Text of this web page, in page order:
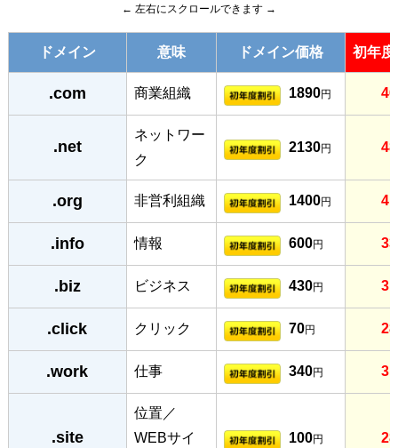
← 左右にスクロールできます →
ドメイン 意味 ドメイン価格 初年
.com 商業組織 1890円
.net
ネットワー
ク
2130円
.org 非営利組織 1400円
.info 情報 600円
.biz ビジネス 430円
.click クリック 70円
.work 仕事 340円
.site
位置／
WEBサイ
100円